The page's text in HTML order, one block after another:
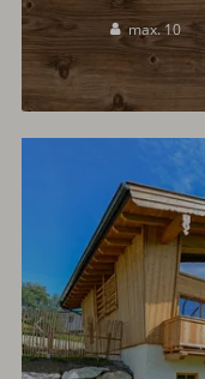
Hot Pot auf der
max. 10